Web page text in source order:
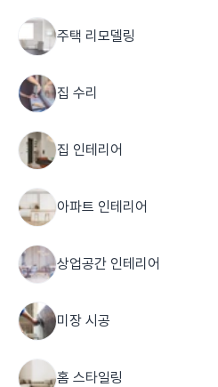
주택 리모델링
집 수리
집 인테리어
아파트 인테리어
상업공간 인테리어
미장 시공
홈 스타일링